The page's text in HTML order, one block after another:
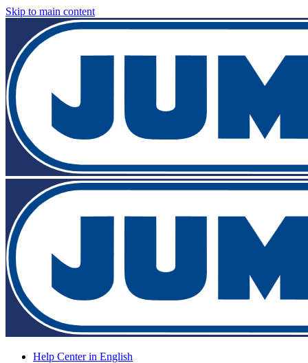
Skip to main content
Help Center in English